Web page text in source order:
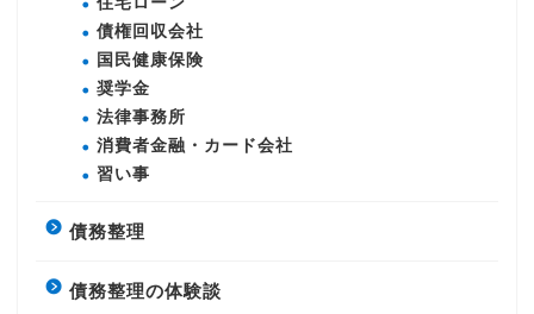
債権回収会社
国民健康保険
奨学金
法律事務所
消費者金融・カード会社
習い事
債務整理
債務整理の体験談